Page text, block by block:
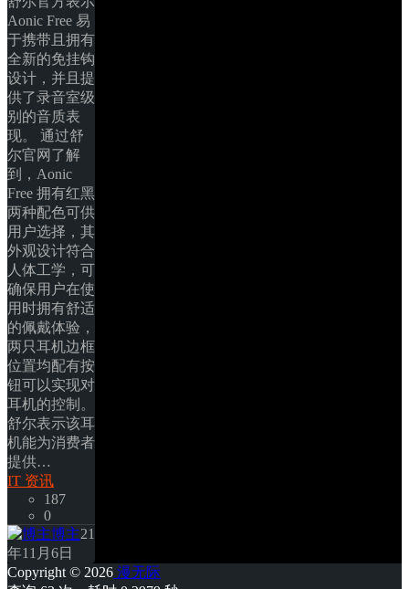
Aonic Free 易
于携带且拥有
全新的免挂钩
设计，并且提
供了录音室级
别的音质表
现。 通过舒
尔官网了解
到，Aonic
Free 拥有红黑
两种配色可供
用户选择，其
外观设计符合
人体工学，可
确保用户在使
用时拥有舒适
的佩戴体验，
两只耳机边框
位置均配有按
钮可以实现对
耳机的控制。
舒尔表示该耳
机能为消费者
提供…
IT 资讯
187
0
博主21
年11月6日
Copyright © 2026 漫无际